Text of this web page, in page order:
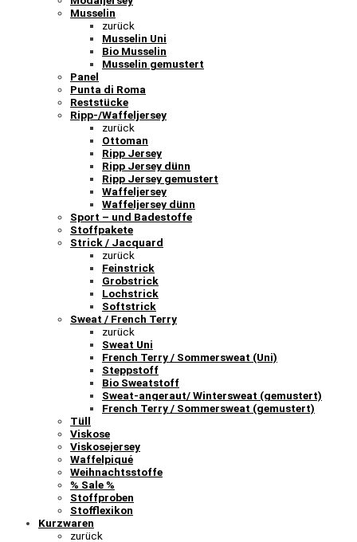
Musselin
zurück
Musselin Uni
Bio Musselin
Musselin gemustert
Panel
Punta di Roma
Reststücke
Ripp-/Waffeljersey
zurück
Ottoman
Ripp Jersey
Ripp Jersey dünn
Ripp Jersey gemustert
Waffeljersey
Waffeljersey dünn
Sport – und Badestoffe
Stoffpakete
Strick / Jacquard
zurück
Feinstrick
Grobstrick
Lochstrick
Softstrick
Sweat / French Terry
zurück
Sweat Uni
French Terry / Sommersweat (Uni)
Steppstoff
Bio Sweatstoff
Sweat-angeraut/ Wintersweat (gemustert)
French Terry / Sommersweat (gemustert)
Tüll
Viskose
Viskosejersey
Waffelpiqué
Weihnachtsstoffe
% Sale %
Stoffproben
Stofflexikon
Kurzwaren
zurück